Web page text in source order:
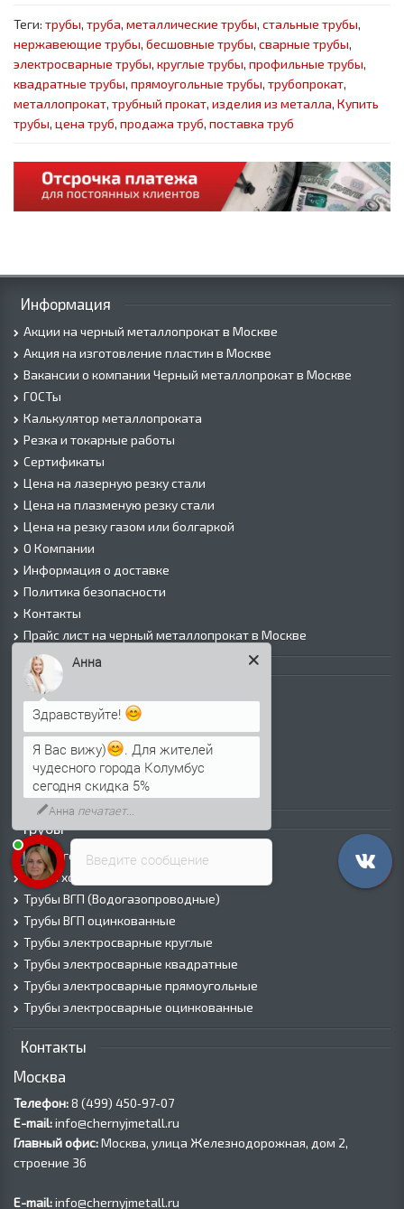
Теги: трубы, труба, металлические трубы, стальные трубы,
нержавеющие трубы, бесшовные трубы, сварные трубы,
электросварные трубы, круглые трубы, профильные трубы,
квадратные трубы, прямоугольные трубы, трубопрокат,
металлопрокат, трубный прокат, изделия из металла, Купить
трубы, цена труб, продажа труб, поставка труб
Информация
Акции на черный металлопрокат в Москве
Акция на изготовление пластин в Москве
Вакансии о компании Черный металлопрокат в Москве
ГОСТы
Калькулятор металлопроката
Резка и токарные работы
Сертификаты
Цена на лазерную резку стали
Цена на плазменую резку стали
Цена на резку газом или болгаркой
О Компании
Информация о доставке
Политика безопасности
Контакты
Прайс лист на черный металлопрокат в Москве
Листовой прокат
Лист г/к
Лист х/к
Просечно-вытяжной лист (ПВЛ)
Лист рифленый
Лист оцинкованный
Трубы
Трубы горячедеформированные
Труба холоднодеформированная
Трубы ВГП (Водогазопроводные)
Трубы ВГП оцинкованные
Трубы электросварные круглые
Трубы электросварные квадратные
Трубы электросварные прямоугольные
Трубы электросварные оцинкованные
Контакты
Москва
Телефон:8 (499) 450‑97-07
E-mail:info@chernyjmetall.ru
Главный офис:Москва, улица Железнодорожная, дом 2,
строение 36
E-mail:info@chernyjmetall.ru
Введите сообщение
Анна
Здравствуйте!
Я Вас вижу)
. Для жителей
чудесного города Колумбус
сегодня скидка 5%
Анна печатает...